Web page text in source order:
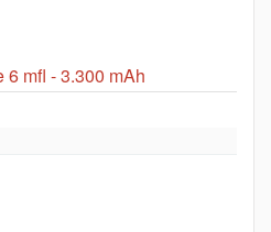
mfl - 3.300 mAh